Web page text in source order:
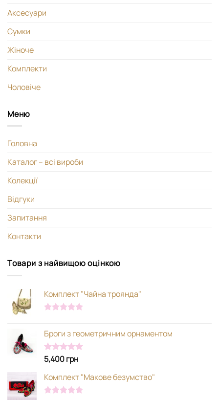
Аксесуари
Сумки
Жіноче
Комплекти
Чоловіче
Меню
Головна
Каталог – всі вироби
Колекції
Відгуки
Запитання
Контакти
Товари з найвищою оцінкою
Комплект "Чайна троянда"
Броги з геометричним орнаментом
Оцінено в
з 5
5,400грн
Комплект "Макове безумство"